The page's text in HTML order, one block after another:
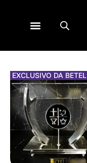
EXCLUSIVO DA BETEL